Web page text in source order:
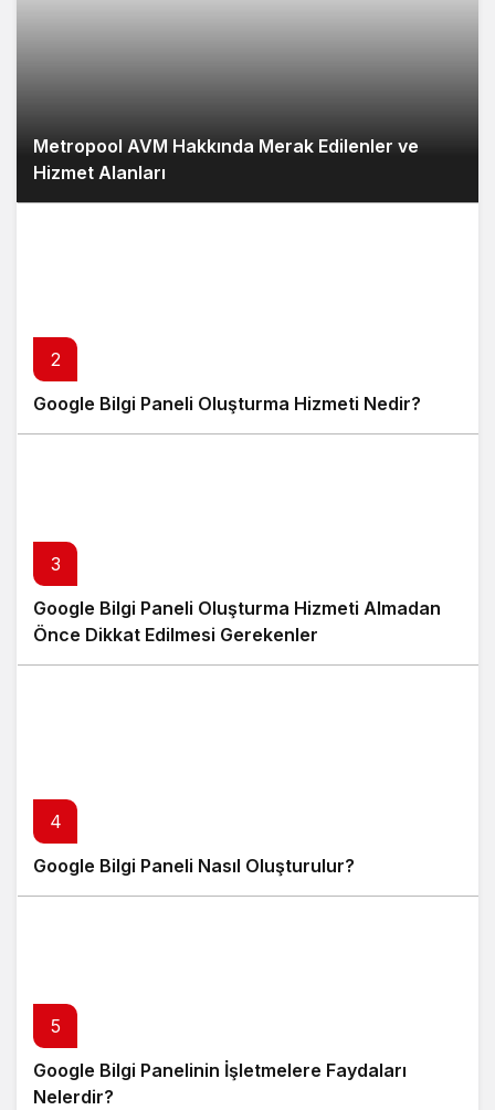
Metropool AVM Hakkında Merak Edilenler ve
Hizmet Alanları
2
Google Bilgi Paneli Oluşturma Hizmeti Nedir?
3
Google Bilgi Paneli Oluşturma Hizmeti Almadan
Önce Dikkat Edilmesi Gerekenler
4
Google Bilgi Paneli Nasıl Oluşturulur?
5
Google Bilgi Panelinin İşletmelere Faydaları
Nelerdir?